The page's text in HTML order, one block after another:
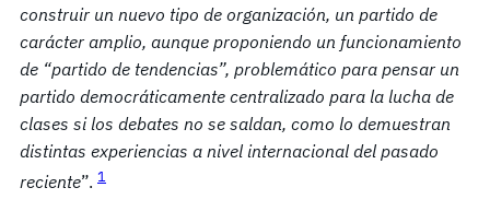
construir un nuevo tipo de organización, un partido de
carácter amplio, aunque proponiendo un funcionamiento
de “partido de tendencias”, problemático para pensar un
partido democráticamente centralizado para la lucha de
clases si los debates no se saldan, como lo demuestran
distintas experiencias a nivel internacional del pasado
reciente”. 1